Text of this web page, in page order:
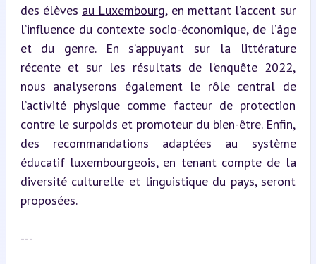
des élèves au Luxembourg, en mettant l’accent sur
l’influence du contexte socio-économique, de l’âge
et du genre. En s’appuyant sur la littérature
récente et sur les résultats de l’enquête 2022,
nous analyserons également le rôle central de
l’activité physique comme facteur de protection
contre le surpoids et promoteur du bien-être. Enfin,
des recommandations adaptées au système
éducatif luxembourgeois, en tenant compte de la
diversité culturelle et linguistique du pays, seront
proposées.
---